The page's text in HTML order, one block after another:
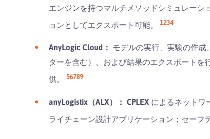
エンジンを持つマルチメソッドシミュレーシ
ョンとしてエクスポート可能。 1234
AnyLogic Cloud： モデルの実行、実験の作成
ターを含む）、および結果のエクスポートを
供。 56789
anyLogistix（ALX）： CPLEX によるネットワ
ライチェーン設計アプリケーション；セーフ